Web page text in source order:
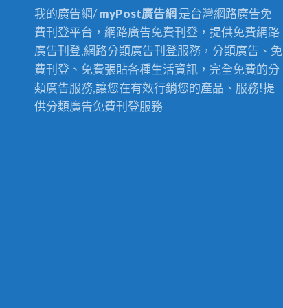
我的廣告網/myPost廣告網 是台灣網路廣告免
費刊登平台，網路廣告免費刊登，提供免費網路
廣告刊登,網路分類廣告刊登服務，分類廣告、免
費刊登、免費張貼各種生活資訊，完全免費的分
類廣告服務,讓您在有效行銷您的產品、服務!提
供分類廣告免費刊登服務